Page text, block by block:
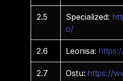
2.5 Specialized:
o/
2.6 Leonisa:
2.7 Ostu:https://